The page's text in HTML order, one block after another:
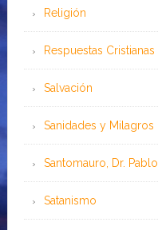
Religión
Respuestas Cristianas
Salvación
Sanidades y Milagros
Santomauro, Dr. Pablo
Satanismo